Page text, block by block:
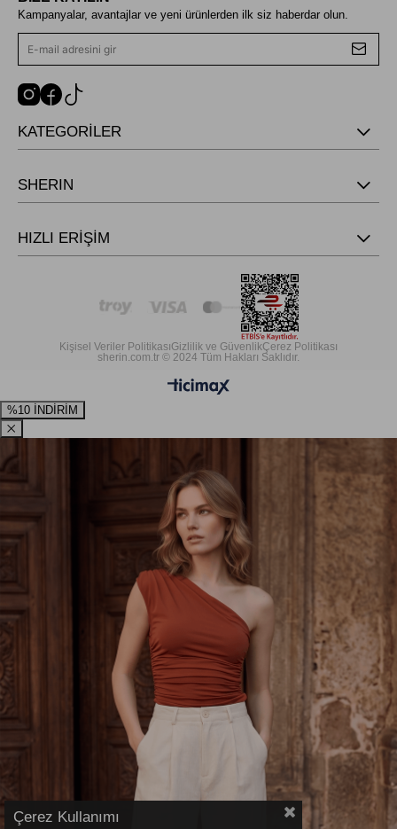
Kampanyalar, avantajlar ve yeni ürünlerden ilk siz haberdar olun.
KATEGORİLER
SHERIN
HIZLI ERİŞİM
sherin.com.tr © 2024 Tüm Hakları Saklıdır.
Kişisel Veriler PolitikasıGizlilik ve GüvenlikÇerez Politikası
%10 İNDİRİM
Çerez Kullanımı